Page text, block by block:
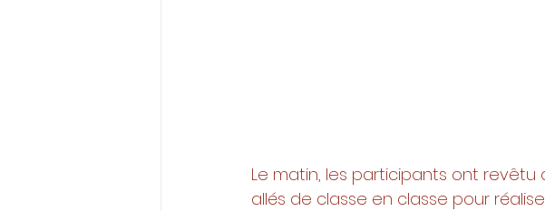
Le matin, les participants ont
allés de classe en classe pour